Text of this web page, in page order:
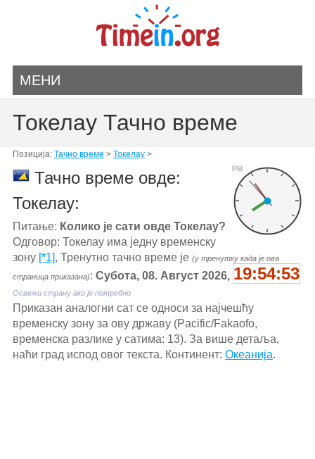
МЕНИ
Токелау Тачно време
Позиција: Тачно време > Токелау>
PM
Тачно време овде:
Токелау:
Питање: Колико је сати овде Токелау?
Одговор: Токелау има једну временску
зону [*1], Тренутно тачно време је (у тренутку када је ова
страница приказана): Субота, 08. Август 2026, 19:54:53
Освежи страну ако је потребно
Приказан аналогни сат се односи за најчешћу
временску зону за ову државу (Pacific/Fakaofo,
временска разлике у сатима: 13). За више детаља,
наћи град испод овог текста. Континент: Океанија.